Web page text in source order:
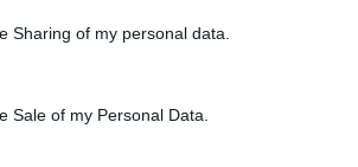
Sharing of my personal data.
Sale of my Personal Data.
Bruun Larsendallo Stoccarda.
al club inglese fino al 2028.